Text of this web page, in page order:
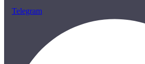
Telegram